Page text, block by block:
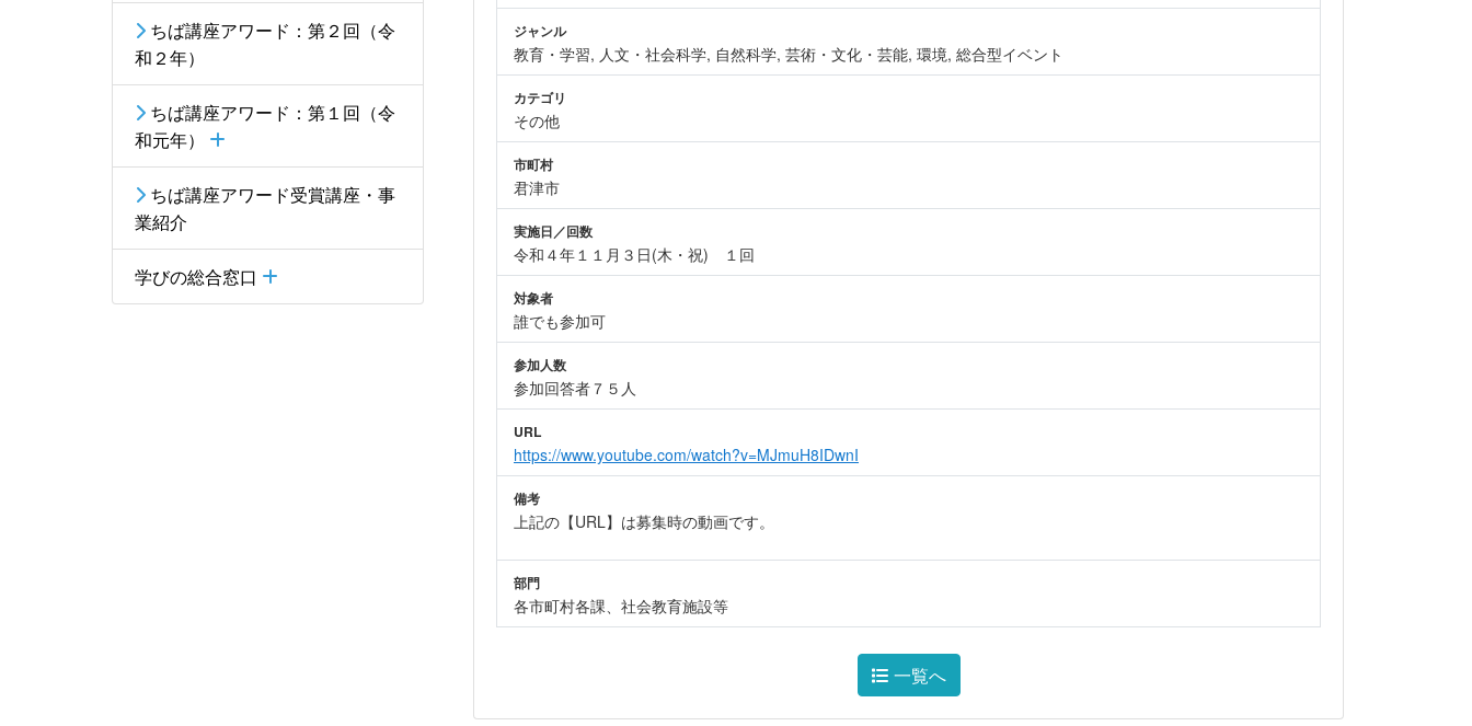
ちば講座アワード：第２回（令
和２年）
ちば講座アワード：第１回（令
和元年）
ちば講座アワード受賞講座・事
業紹介
学びの総合窓口
ジャンル
教育・学習, 人文・社会科学, 自然科学, 芸術・文化・芸能, 環境, 総合型イベント
カテゴリ
その他
市町村
君津市
実施日／回数
令和４年１１月３日(木・祝) １回
対象者
誰でも参加可
参加人数
参加回答者７５人
URL
https://www.youtube.com/watch?v=MJmuH8IDwnI
備考
上記の【URL】は募集時の動画です。
部門
各市町村各課、社会教育施設等
一覧へ